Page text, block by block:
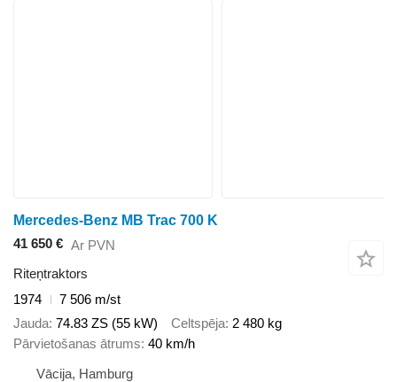
Mercedes-Benz MB Trac 700 K
41 650 € Ar PVN
Riteņtraktors
1974
7 506 m/st
Jauda 74.83 ZS (55 kW) Celtspēja 2 480 kg
Pārvietošanas ātrums 40 km/h
Vācija, Hamburg